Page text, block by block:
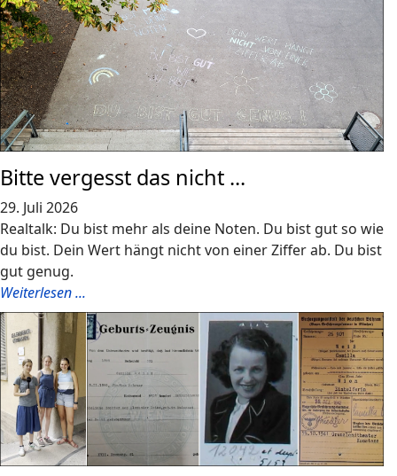
Bitte vergesst das nicht ...
29. Juli 2026
Realtalk: Du bist mehr als deine Noten. Du bist gut so wie
du bist. Dein Wert hängt nicht von einer Ziffer ab. Du bist
gut genug.
Weiterlesen ...